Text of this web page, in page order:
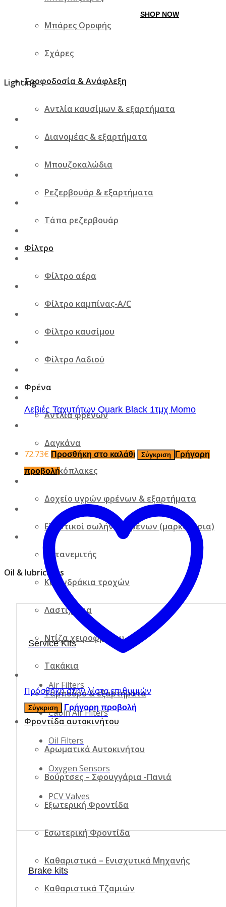
Μπάρες Οροφής
Σχάρες
Τροφοδοσία & Ανάφλεξη
Αντλία καυσίμων & εξαρτήματα
Διανομέας & εξαρτήματα
Μπουζοκαλώδια
Ρεζερβουάρ & εξαρτήματα
Τάπα ρεζερβουάρ
Φίλτρο
Φίλτρο αέρα
Φίλτρο καμπίνας-A/C
Φίλτρο καυσίμου
Φίλτρο Λαδιού
Φρένα
Αντλία φρένων
Δαγκάνα
Δισκόπλακες
Δοχείο υγρών φρένων & εξαρτήματα
Ελαστικοί σωλήνες φρένων (μαρκούτσια)
Κατανεμιτής
Κυλινδράκια τροχών
Λαστιχάκια
Ντίζα χειροφρένου
Τακάκια
Ταμπούρο & εξαρτήματα
Φροντίδα αυτοκινήτου
Αρωματικά Αυτοκινήτου
Βούρτσες – Σφουγγάρια -Πανιά
Εξωτερική Φροντίδα
Εσωτερική Φροντίδα
Καθαριστικά – Ενισχυτικά Μηχανής
Καθαριστικά Τζαμιών
SHOP NOW
Lighting
Oil & lubricants
Service Kits
Air Filters
Cabin Air Filters
Oil Filters
Oxygen Sensors
PCV Valves
Brake kits
Λεβιές Ταχυτήτων Quark Black 1τμχ Momo
72.73€ Προσθήκη στο καλάθι Σύγκριση
Γρήγορη
προβολή
Πρόσθήκη στην λίστα επιθυμιών
Σύγκριση Γρήγορη προβολή